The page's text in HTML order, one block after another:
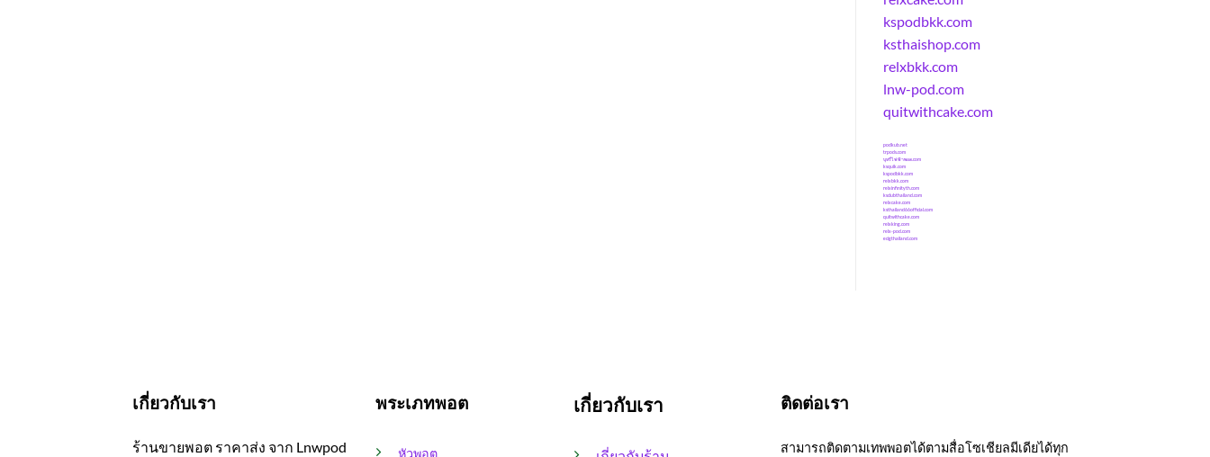
kspodbkk.com
ksthaishop.com
relxbkk.com
lnw-pod.com
quitwithcake.com
podkub.net
trpods.com
บุหรี่ไฟฟ้าพอด.com
ksquik.com
kspodbkk.com
relxbkk.com
relxinfinityth.com
ksclubthailand.com
relxcake.com
ksthailand66official.com
quitwithcake.com
relxking.com
relx-pod.com
ecigthailand.com
เกี่ยวกับเรา
ร้านขายพอต ราคาส่ง จาก Lnwpod
พระเภทพอต
หัวพอต
เกี่ยวกับเรา ติดต่อเรา
สามารถติดตามเทพพอตได้ตามสื่อโซเชียลมีเดียได้ทุก